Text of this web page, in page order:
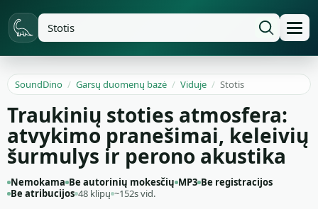
SoundDino / Garsų duomenų bazė / Viduje / Stotis
Traukinių stoties atmosfera:
atvykimo pranešimai, keleivių
šurmulys ir perono akustika
Nemokama Be autorinių mokesčių MP3 Be registracijos
Be atribucijos 48 klipų ~152s vid.